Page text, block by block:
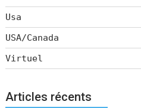
Usa
USA/Canada
Virtuel
Articles récents